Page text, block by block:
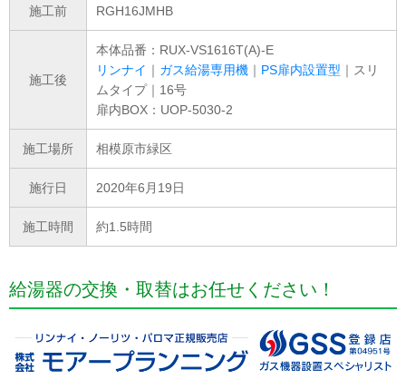
施工前 RGH16JMHB
施工後
本体品番：RUX-VS1616T(A)-E
リンナイ ｜ ガス給湯専用機 ｜ PS扉内設置型 ｜スリ
ムタイプ｜16号
扉内BOX：UOP-5030-2
施工場所 相模原市緑区
施行日 2020年6月19日
施工時間 約1.5時間
給湯器の交換・取替はお任せください！